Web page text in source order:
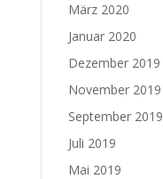
März 2020
Januar 2020
Dezember 2019
November 2019
September 2019
Juli 2019
Mai 2019